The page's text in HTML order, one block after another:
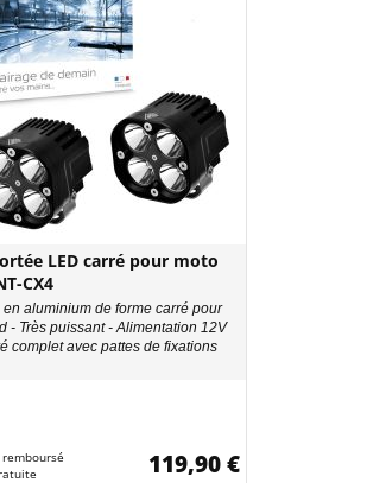
LED carré pour moto
CX4
aluminium de forme carré pour
- Très puissant - Alimentation 12V
complet avec pattes de fixations
119,90 €